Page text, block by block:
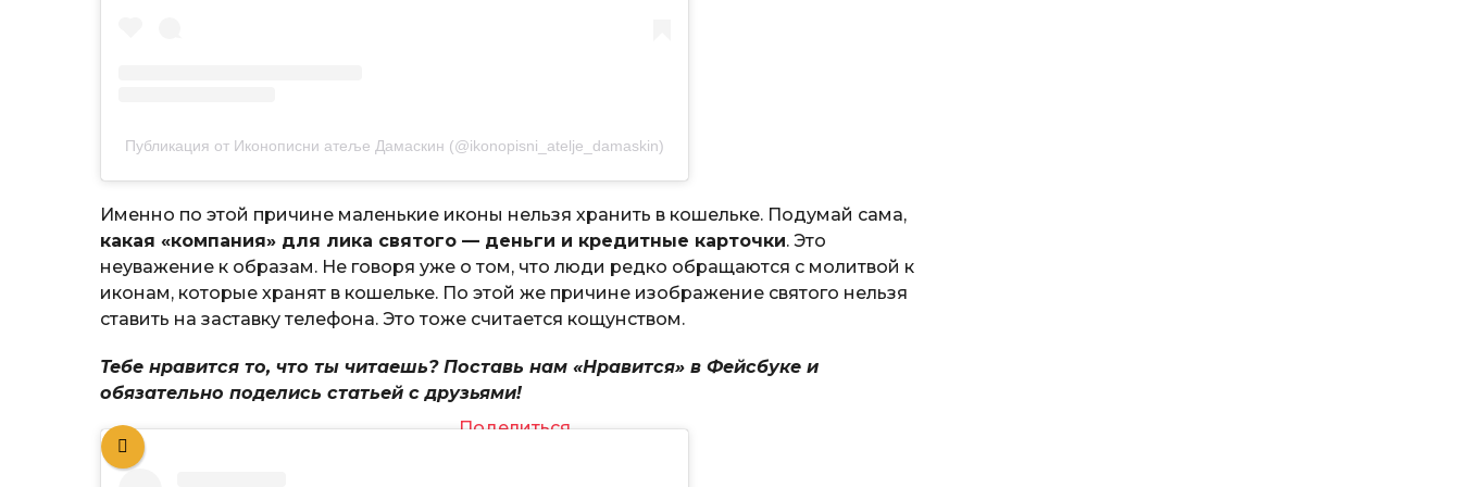
Публикация от Иконописни атеље Дамаскин (@ikonopisni_atelje_damaskin)
Именно по этой причине маленькие иконы нельзя хранить в кошельке. Подумай сама,
какая «компания» для лика святого — деньги и кредитные карточки. Это
неуважение к образам. Не говоря уже о том, что люди редко обращаются с молитвой к
иконам, которые хранят в кошельке. По этой же причине изображение святого нельзя
ставить на заставку телефона. Это тоже считается кощунством.
Тебе нравится то, что ты читаешь? Поставь нам «Нравится» в Фейсбуке и
обязательно поделись статьей с друзьями!
Поделиться